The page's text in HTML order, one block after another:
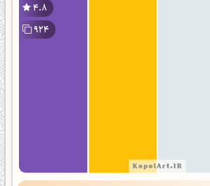
4.8
924